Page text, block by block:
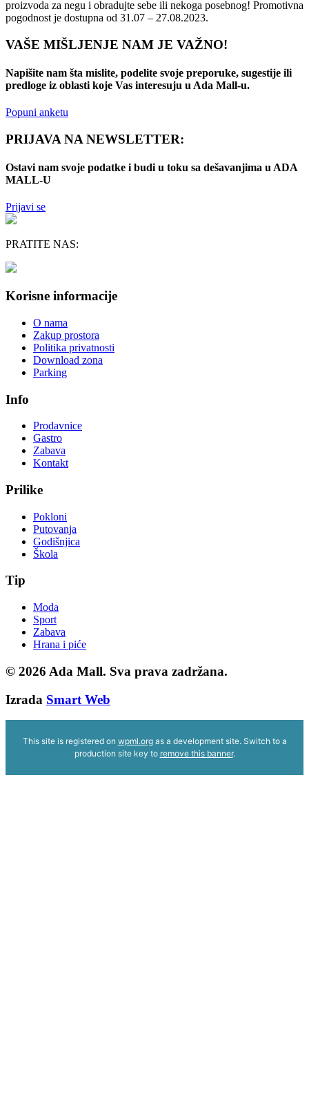
proizvoda za negu i obradujte sebe ili nekoga posebnog! Promotivna
pogodnost je dostupna od 31.07 – 27.08.2023.
VAŠE MIŠLJENJE NAM JE VAŽNO!
Napišite nam šta mislite, podelite svoje preporuke, sugestije ili
predloge iz oblasti koje Vas interesuju u Ada Mall-u.
Popuni anketu
PRIJAVA NA NEWSLETTER:
Ostavi nam svoje podatke i budi u toku sa dešavanjima u ADA
MALL-U
Prijavi se
PRATITE NAS:
Korisne informacije
O nama
Zakup prostora
Politika privatnosti
Download zona
Parking
Info
Prodavnice
Gastro
Zabava
Kontakt
Prilike
Pokloni
Putovanja
Godišnjica
Škola
Tip
Moda
Sport
Zabava
Hrana i piće
© 2026 Ada Mall. Sva prava zadržana.
Izrada Smart Web
This site is registered on wpml.orgas a development site. Switch to a
production site key to remove this banner.